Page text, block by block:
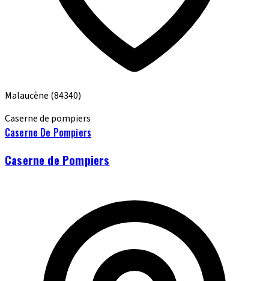
Malaucène (84340)
Caserne de pompiers
Caserne De Pompiers
Caserne de Pompiers